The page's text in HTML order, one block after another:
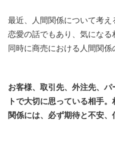
最近、人間関係について考
恋愛の話でもあり、気になる
同時に商売における人間関係
お客様、取引先、外注先、
トで大切に思っている相手
関係には、必ず期待と不安、